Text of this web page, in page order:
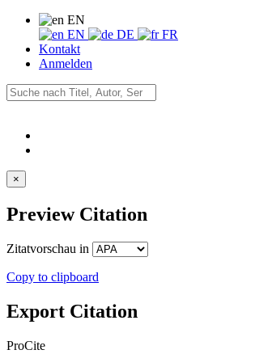
EN
EN
DE
FR
Kontakt
Anmelden
×
Preview Citation
Zitatvorschau in
Copy to clipboard
Export Citation
ProCite